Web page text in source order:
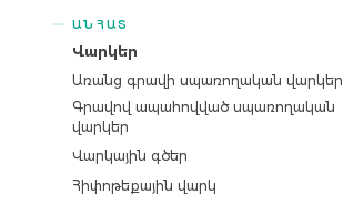
ԱՆՀԱՏ
Վարկեր
Առանց գրավի սպառողական վարկեր
Գրավով ապահովված սպառողական
վարկեր
Վարկային գծեր
Հիփոթեքային վարկ